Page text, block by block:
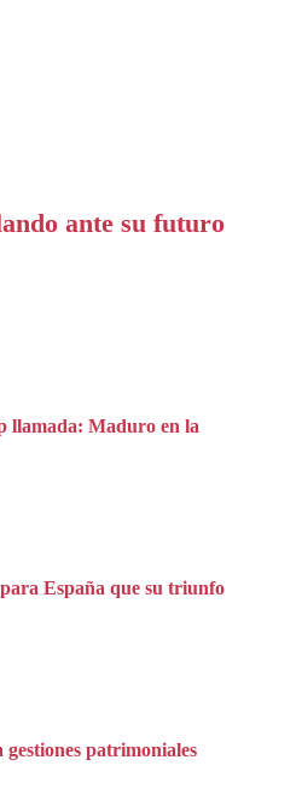
ante su futuro
llamada: Maduro en la
España que su triunfo
gestiones patrimoniales